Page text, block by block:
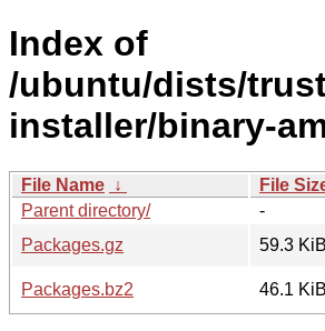
Index of
/ubuntu/dists/
installer/binary-
File Name ↓ File
Parent directory/
-
Packages.gz
59.3 KiB
Packages.bz2
46.1 KiB